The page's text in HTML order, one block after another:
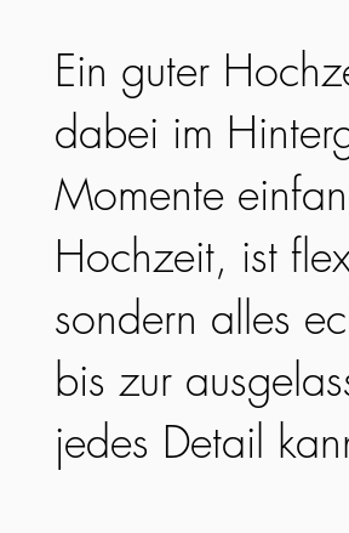
Ein guter
dabei im
Momente
Hochzeit, ist
sondern alles
bis zur
jedes Detail